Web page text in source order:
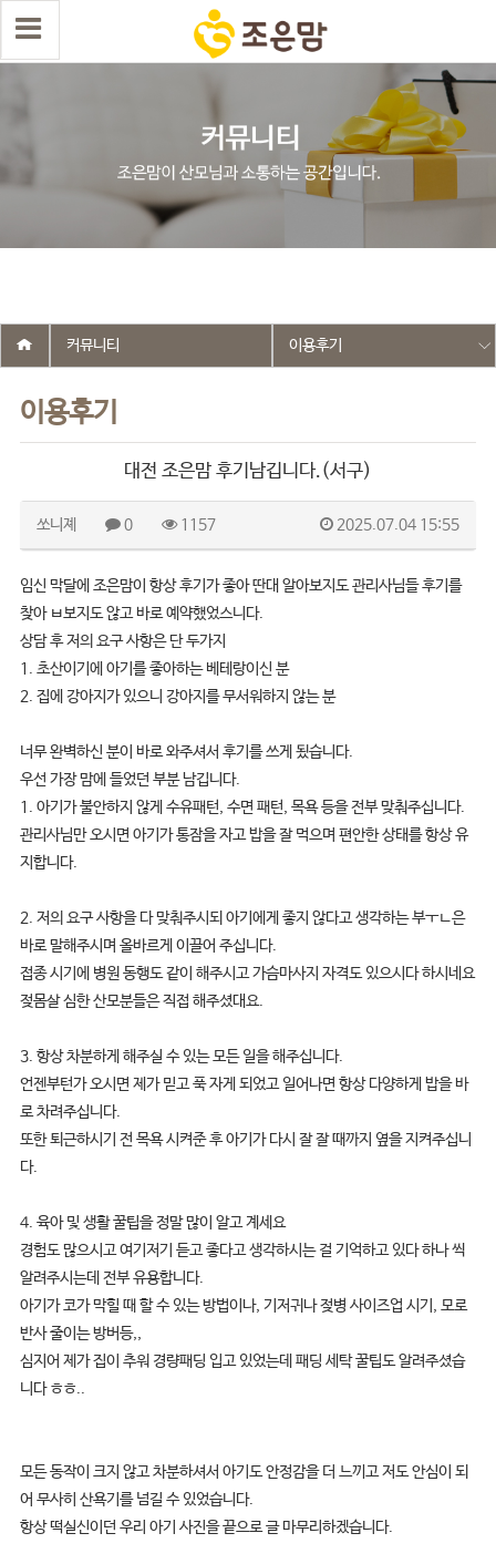
select wr_id, wr_subject from g5_write_m05_04 where wr_is_comment
= 0 and wr_datetime <= '2025-07-04 15:55:26' and wr_id <> '2588'
order by wr_datetime desc limit 1 asdasf
이용후기
커뮤니티 이용후기
대전 조은맘 후기남깁니다.(서구)
쏘니졔 0 1157 2025.07.04 15:55
임신 막달에 조은맘이 항상 후기가 좋아 딴대 알아보지도 관리사님들 후기를
찾아 ㅂ보지도 않고 바로 예약했었스니다.
상담 후 저의 요구 사항은 단 두가지
1. 초산이기에 아기를 좋아하는 베테랑이신 분
2. 집에 강아지가 있으니 강아지를 무서워하지 않는 분
너무 완벽하신 분이 바로 와주셔서 후기를 쓰게 됬습니다.
우선 가장 맘에 들었던 부분 남깁니다.
1. 아기가 불안하지 않게 수유패턴, 수면 패턴, 목욕 등을 전부 맞춰주십니다.
관리사님만 오시면 아기가 통잠을 자고 밥을 잘 먹으며 편안한 상태를 항상 유
지합니다.
2. 저의 요구 사항을 다 맞춰주시되 아기에게 좋지 않다고 생각하는 부ㅜㄴ은
바로 말해주시며 올바르게 이끌어 주십니다.
접종 시기에 병원 동행도 같이 해주시고 가슴마사지 자격도 있으시다 하시네요
젖몸살 심한 산모분들은 직접 해주셨대요.
3. 항상 차분하게 해주실 수 있는 모든 일을 해주십니다.
언젠부턴가 오시면 제가 믿고 푹 자게 되었고 일어나면 항상 다양하게 밥을 바
로 차려주십니다.
또한 퇴근하시기 전 목욕 시켜준 후 아기가 다시 잘 잘 때까지 옆을 지켜주십니
다.
4. 육아 및 생활 꿀팁을 정말 많이 알고 계세요
경험도 많으시고 여기저기 듣고 좋다고 생각하시는 걸 기억하고 있다 하나 씩
알려주시는데 전부 유용합니다.
아기가 코가 막힐 때 할 수 있는 방법이나, 기저귀나 젖병 사이즈업 시기, 모로
반사 줄이는 방버등,,
심지어 제가 집이 추워 경량패딩 입고 있었는데 패딩 세탁 꿀팁도 알려주셨습
니다 ㅎㅎ..
모든 동작이 크지 않고 차분하셔서 아기도 안정감을 더 느끼고 저도 안심이 되
어 무사히 산욕기를 넘길 수 있었습니다.
항상 떡실신이던 우리 아기 사진을 끝으로 글 마무리하겠습니다.